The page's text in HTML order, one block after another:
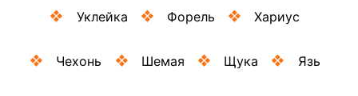
Уклейка Форель Хариус
Чехонь Шемая Щука Язь